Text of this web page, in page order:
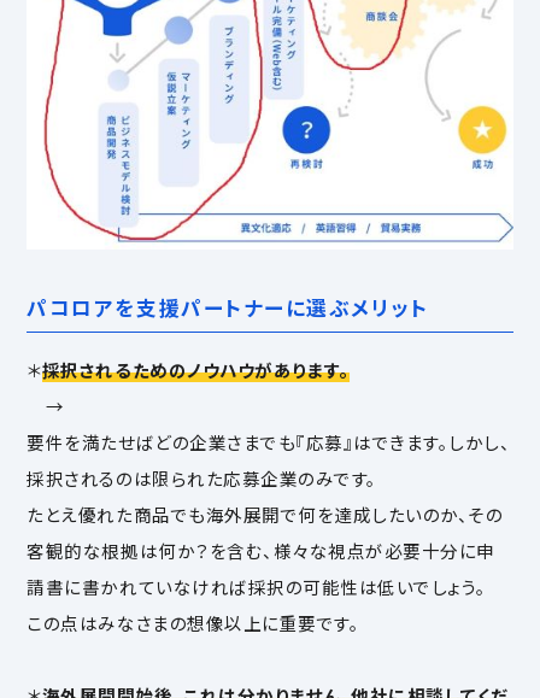
パコロアを支援パートナーに選ぶメリット
＊採択されるためのノウハウがあります。
→
要件を満たせばどの企業さまでも『応募』はできます。しかし、
採択されるのは限られた応募企業のみです。
たとえ優れた商品でも海外展開で何を達成したいのか、その
客観的な根拠は何か？を含む、様々な視点が必要十分に申
請書に書かれていなければ採択の可能性は低いでしょう。
この点はみなさまの想像以上に重要です。